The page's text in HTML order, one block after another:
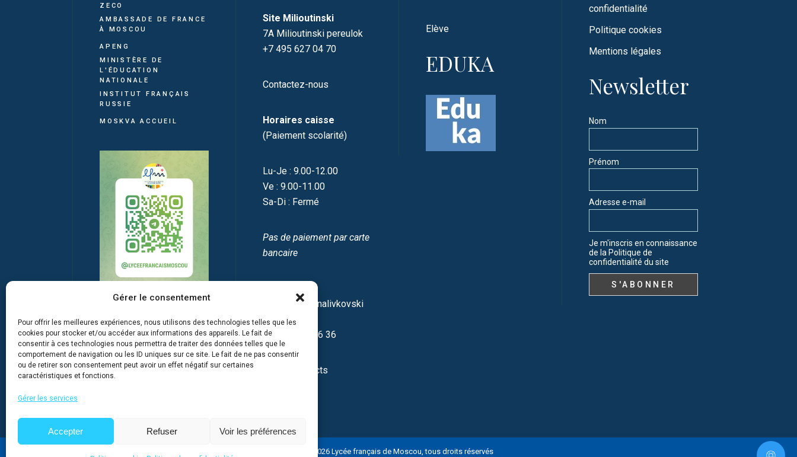
Gérer le consentement
Pour offrir les meilleures expériences, nous utilisons des technologies telles que les
cookies pour stocker et/ou accéder aux informations des appareils. Le fait de
consentir à ces technologies nous permettra de traiter des données telles que le
comportement de navigation ou les ID uniques sur ce site. Le fait de ne pas consentir
ou de retirer son consentement peut avoir un effet négatif sur certaines
caractéristiques et fonctions.
Gérer les services
Accepter Refuser Voir les préférences
ZECO
AMBASSADE DE FRANCE
À MOSCOU
APENG
MINISTÈRE DE
L'ÉDUCATION
NATIONALE
INSTITUT FRANÇAIS
RUSSIE
MOSKVA ACCUEIL
Site Milioutinski
7A Milioutinski pereulok
+7 495 627 04 70
Contactez-nous
Horaires caisse
(Paiement scolarité)
Lu-Je : 9.00-12.00
Ve : 9.00-11.00
Sa-Di : Fermé
Pas de paiement par carte
bancaire
12/16 Spasonalivkovski
pereulok
+7 499 237 46 36
Autres contacts
Elève
EDUKA
confidentialité
Politique cookies
Mentions légales
Newsletter
Nom
Prénom
Adresse e-mail
Je m'inscris en connaissance
de la Politique de
confidentialité du site
@ 2026 Lycée français de Moscou, tous droits réservés